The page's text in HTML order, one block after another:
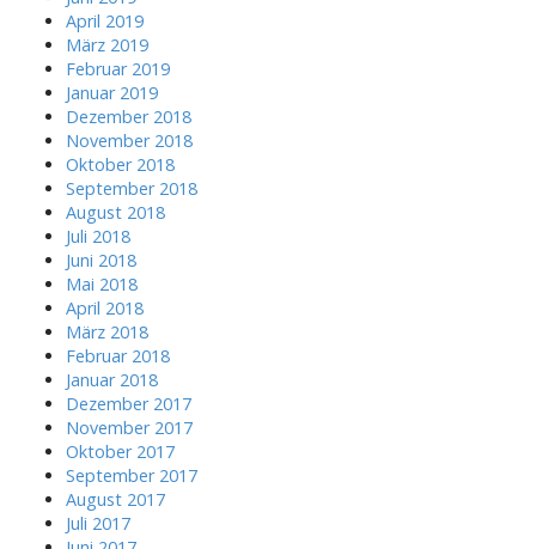
April 2019
März 2019
Februar 2019
Januar 2019
Dezember 2018
November 2018
Oktober 2018
September 2018
August 2018
Juli 2018
Juni 2018
Mai 2018
April 2018
März 2018
Februar 2018
Januar 2018
Dezember 2017
November 2017
Oktober 2017
September 2017
August 2017
Juli 2017